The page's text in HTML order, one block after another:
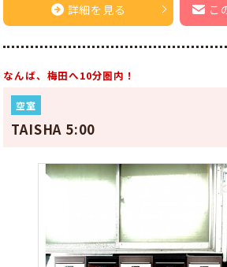
詳細を見る こ
なんば、梅田へ10分圏内！
空室
TAISHA 5:00